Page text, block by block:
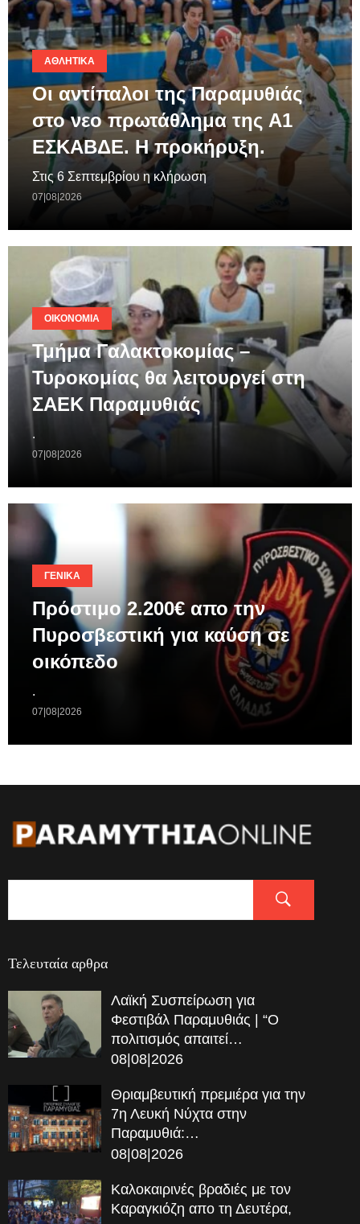
ΑΘΛΗΤΙΚΆ
Οι αντίπαλοι της Παραμυθιάς
στο νεο πρωτάθλημα της A1
ΕΣΚΑΒΔΕ. Η προκήρυξη.
Στις 6 Σεπτεμβρίου η κλήρωση
07|08|2026
ΟΙΚΟΝΟΜΊΑ
Τμήμα Γαλακτοκομίας –
Τυροκομίας θα λειτουργεί στη
ΣΑΕΚ Παραμυθιάς
.
07|08|2026
ΓΕΝΙΚΆ
Πρόστιμο 2.200€ απο την
Πυροσβεστική για καύση σε
οικόπεδο
.
07|08|2026
Τελευταία αρθρα
Λαϊκή Συσπείρωση για
Φεστιβάλ Παραμυθιάς | “Ο
πολιτισμός απαιτεί…
08|08|2026
Θριαμβευτική πρεμιέρα για την
7η Λευκή Νύχτα στην
Παραμυθιά:…
08|08|2026
Καλοκαιρινές βραδιές με τον
Καραγκιόζη απο τη Δευτέρα,